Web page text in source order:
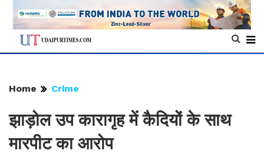
Home Crime
झाड़ोल उप कारागृह में कैदियों के साथ
मारपीट का आरोप